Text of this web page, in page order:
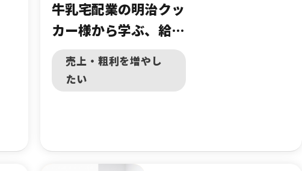
牛乳宅配業の明治クッ
カー様から学ぶ、給食
業界変革のヒントと
は！？
売上・粗利を増やし
たい